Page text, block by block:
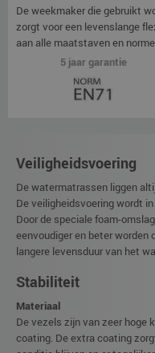
De weekmaker die gebruikt
zorgt voor een levenslange
aan alle maatstaven en
5 jaar garantie
Veiligheidsvoering
De watermatrassen liggen
De veiligheidsvoering wordt
Door de speciale foam-
eenvoudiger en beter worden
langere levensduur van het
Stabiliteit
Materiaal
De vezels zijn van zeer hoge
coating. De extra coating